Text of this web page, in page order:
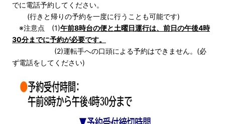
でに電話予約してください。
(行きと帰りの予約を一度に行うことも可能です)
※注意点 (1)午前8時台の便と土曜日運行は、前日の午後4時
30分までに予約が必要です。
(2)運転手への口頭による予約はできません。(必
ず電話をしてください)